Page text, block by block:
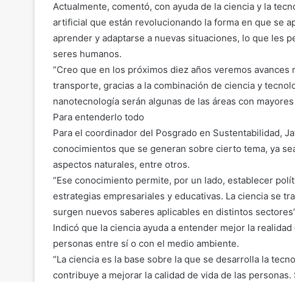
Actualmente, comentó, con ayuda de la ciencia y la
artificial que están revolucionando la forma en que se
aprender y adaptarse a nuevas situaciones, lo que les
seres humanos.
“Creo que en los próximos diez años veremos
transporte, gracias a la combinación de ciencia y
nanotecnología serán algunas de las áreas con
Para entenderlo todo
Para el coordinador del Posgrado en Sustentabilidad,
conocimientos que se generan sobre cierto tema, ya
aspectos naturales, entre otros.
“Ese conocimiento permite, por un lado, establecer
estrategias empresariales y educativas. La ciencia se
surgen nuevos saberes aplicables en distintos
Indicó que la ciencia ayuda a entender mejor la
personas entre sí o con el medio ambiente.
“La ciencia es la base sobre la que se desarrolla la
contribuye a mejorar la calidad de vida de las